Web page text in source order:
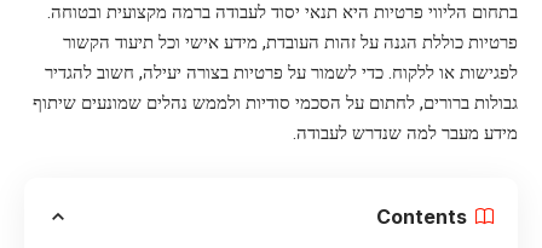
בתחום הליווי פרטיות היא תנאי יסוד לעבודה ברמה מקצועית ובטוחה.
פרטיות כוללת הגנה על זהות העובדת, מידע אישי וכל תיעוד הקשור
לפגישות או ללקוח. כדי לשמור על פרטיות בצורה יעילה, חשוב להגדיר
גבולות ברורים, לחתום על הסכמי סודיות ולממש נהלים שמונעים שיתוף
מידע מעבר למה שנדרש לעבודה.
Contents